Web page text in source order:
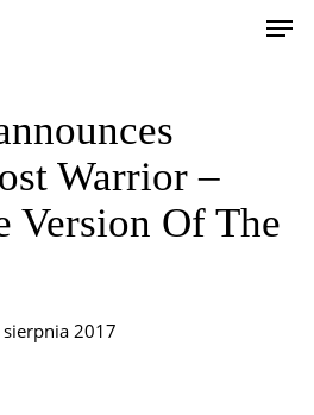
Warrior –
Version Of The
2017